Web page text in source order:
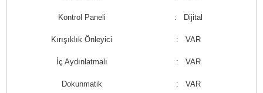
Kontrol Paneli : Dijital
Kırışıklık Önleyici : VAR
İç Aydınlatmalı : VAR
Dokunmatik : VAR